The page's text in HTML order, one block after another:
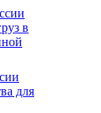
в
для